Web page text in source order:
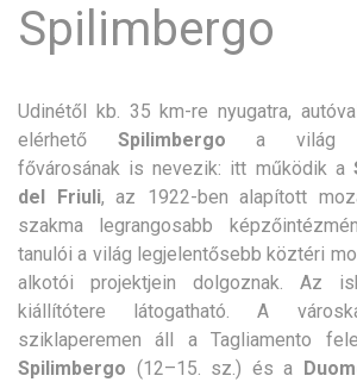
Spilimbergo
Udinétől kb. 35 km-re nyugatra,
elérhető Spilimbergo a világ
fővárosának is nevezik: itt működik a
del Friuli, az 1922-ben alapított
szakma legrangosabb
tanulói a világ legjelentősebb köztéri
alkotói projektjein dolgoznak. Az
kiállítótere látogatható. A
sziklaperemen áll a Tagliamento
Spilimbergo (12–15. sz.) és a